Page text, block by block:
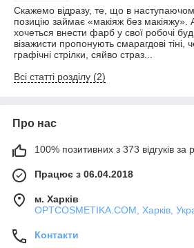
Скажемо відразу, те, що в
позицію займає «макіяж без
хочеться внести фарб у свої робочі
візажисти пропонують смарагдові тіні,
графічні стрілки, сяйво страз...
Всі статті розділу (2)
Про нас
100% позитивних з 373 відгуків за
Працює з 06.04.2018
м. Харків
OPTCOSMETIKA.COM, Харків,
Контакти